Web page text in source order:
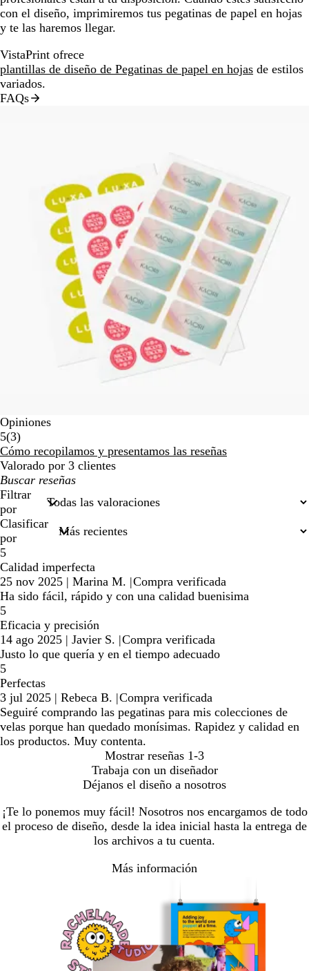
con el diseño, imprimiremos tus pegatinas de papel en hojas
y te las haremos llegar.
VistaPrint ofrece
plantillas de diseño de Pegatinas de papel en hojas de estilos
variados.
FAQs
Opiniones
5(33
reseñas
)
Cómo recopilamos y presentamos las reseñas
Valorado por 3 clientes
Mis
búsquedas
Filtrar
por
Clasificar
por
5
Calidad imperfecta
25 nov 2025 | Marina M. |Compra verificada
Ha sido fácil, rápido y con una calidad buenisima
5
Eficacia y precisión
14 ago 2025 | Javier S. |Compra verificada
Justo lo que quería y en el tiempo adecuado
5
Perfectas
3 jul 2025 | Rebeca B. |Compra verificada
Seguiré comprando las pegatinas para mis colecciones de
velas porque han quedado monísimas. Rapidez y calidad en
los productos. Muy contenta.
Mostrar reseñas 1-3
Trabaja con un diseñador
Déjanos el diseño a nosotros
¡Te lo ponemos muy fácil! Nosotros nos encargamos de todo
el proceso de diseño, desde la idea inicial hasta la entrega de
los archivos a tu cuenta.
Más información